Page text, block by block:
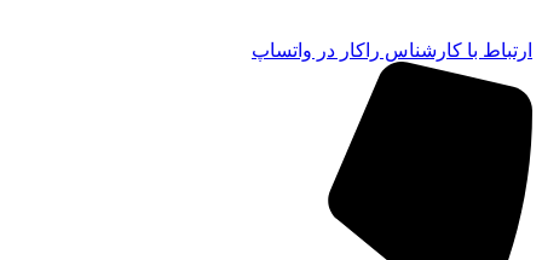
ارتباط با کارشناس راکار در واتساپ